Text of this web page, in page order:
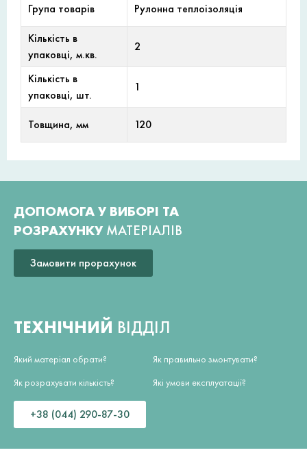
Група товарів Рулонна теплоізоляція
Кількість в
упаковці, м.кв.
2
Кількість в
упаковці, шт.
1
Товщина, мм 120
ДОПОМОГА У ВИБОРІ ТА
РОЗРАХУНКУ МАТЕРІАЛІВ
Замовити прорахунок
ТЕХНІЧНИЙ ВІДДІЛ
Який матеріал обрати?
Як розрахувати кількість?
Як правильно змонтувати?
Які умови експлуатації?
+38 (044) 290-87-30